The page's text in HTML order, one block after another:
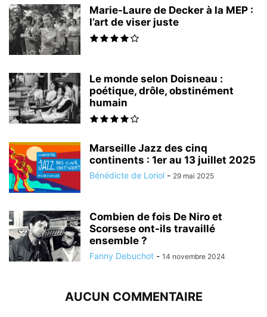
Marie-Laure de Decker à la MEP :
l’art de viser juste
Le monde selon Doisneau :
poétique, drôle, obstinément
humain
Marseille Jazz des cinq
continents : 1er au 13 juillet 2025
Bénédicte de Loriol - 29 mai 2025
Combien de fois De Niro et
Scorsese ont-ils travaillé
ensemble ?
Fanny Debuchot - 14 novembre 2024
AUCUN COMMENTAIRE